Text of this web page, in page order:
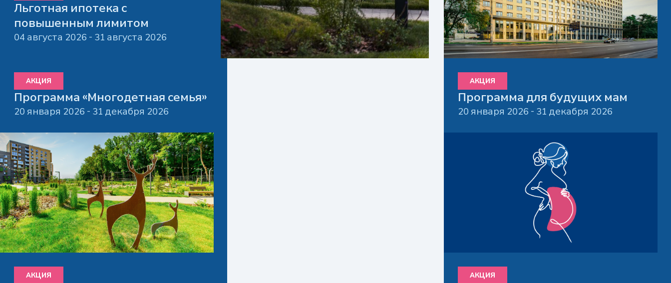
Льготная ипотека с
повышенным лимитом
04 августа 2026 - 31 августа 2026
АКЦИЯ
Программа «Многодетная семья»
20 января 2026 - 31 декабря 2026
АКЦИЯ
Программа для будущих мам
20 января 2026 - 31 декабря 2026
АКЦИЯ АКЦИЯ